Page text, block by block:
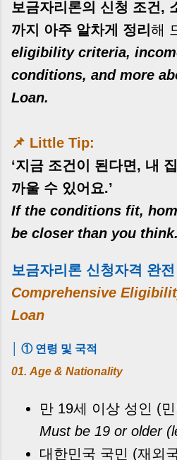
보금자리론의 신청 조건,
까지 아주 알차게 정리 해
eligibility criteria,
conditions, and more
Loan.
📌 Little Tip:
‘지금 조건이 된다면, 내
까울 수 있어요.’
If the conditions fit,
be closer than you think.
보금자리론 신청자격 완전
Comprehensive
Loan
│ ① 연령 및 국적
01. Age & Nationality
만 19세 이상 성인 (
Must be 19 or older
대한민국 국민 (재외